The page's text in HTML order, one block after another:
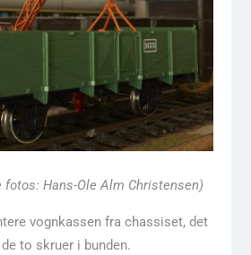
fotos: Hans-Ole Alm Christensen)
vognkassen fra chassiset, det
to skruer i bunden.